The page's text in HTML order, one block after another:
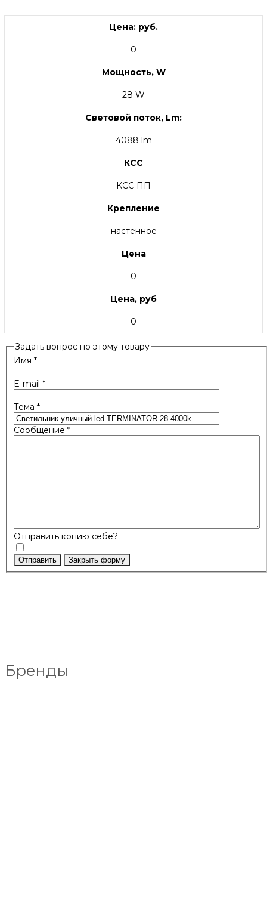
Цена: руб.
0
Мощность, W
28 W
Световой поток, Lm:
4088 lm
КСС
КСС ПП
Крепление
настенное
Цена
0
Цена, руб
0
Задать вопрос по этому товару
Имя *
E-mail *
Тема *
Сообщение *
Отправить копию себе?
Отправить Закрыть форму
Бренды